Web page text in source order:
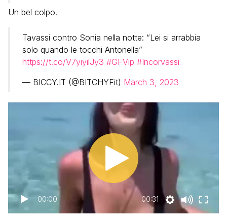
Un bel colpo.
Tavassi contro Sonia nella notte: “Lei si arrabbia
solo quando le tocchi Antonella”
https://t.co/V7yiyilJy3 #GFVip #Incorvassi
— BICCY.IT (@BITCHYFit) March 3, 2023
00:00 00:31